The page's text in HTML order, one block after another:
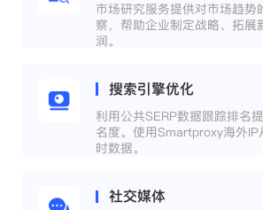
市场研究服务提供对市场趋势
察，帮助企业制定战略、拓展
润。
搜索引擎优化
利用公共SERP数据跟踪排名
名度。使用Smartproxy海外
时数据。
社交媒体